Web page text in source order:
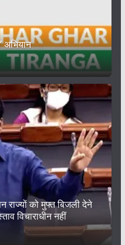
अभियान
राज्यों को मुफ्त बिजली देने
विचाराधीन नहीं